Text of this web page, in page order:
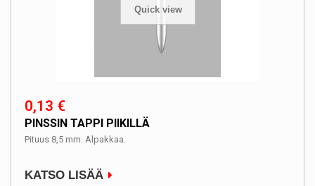
Quick view
0,13 €
PINSSIN TAPPI PIIKILLÄ
Pituus 8,5 mm. Alpakkaa.
KATSO LISÄÄ